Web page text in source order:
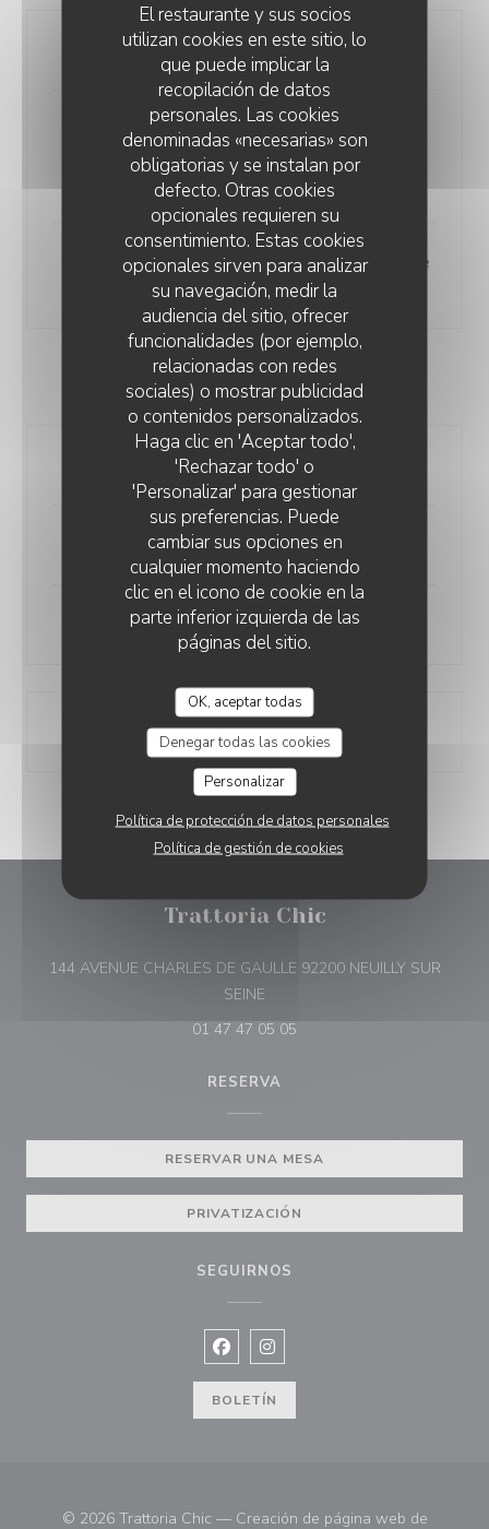
El restaurante y sus socios
utilizan cookies en este sitio, lo
que puede implicar la
recopilación de datos
personales. Las cookies
denominadas «necesarias» son
obligatorias y se instalan por
defecto. Otras cookies
opcionales requieren su
consentimiento. Estas cookies
opcionales sirven para analizar
su navegación, medir la
audiencia del sitio, ofrecer
funcionalidades (por ejemplo,
relacionadas con redes
sociales) o mostrar publicidad
o contenidos personalizados.
Haga clic en 'Aceptar todo',
'Rechazar todo' o
'Personalizar' para gestionar
sus preferencias. Puede
cambiar sus opciones en
cualquier momento haciendo
clic en el icono de cookie en la
parte inferior izquierda de las
páginas del sitio.
OK, aceptar todas
Denegar todas las cookies
Personalizar
Política de protección de datos personales
Política de gestión de cookies
Filet de boeuf et ses frites maison
Médaillon de Veau, crème
champignon, jambon de parme et
pâte fraiche
Filet de bar, sauce citron et pomme
vapeur
DESSERT
Tiramisu maison
Sorbet citron limoncello
Tarte tatin maison
Coupe de champagne
Trattoria Chic
144 AVENUE CHARLES DE GAULLE 92200 NEUILLY SUR
SEINE
01 47 47 05 05
RESERVA
RESERVAR UNA MESA
PRIVATIZACIÓN
SEGUIRNOS
Facebook ((abre en una nueva
Instagram ((abre en una
BOLETÍN
© 2026 Trattoria Chic — Creación de página web de
TRATTORIA CHIC